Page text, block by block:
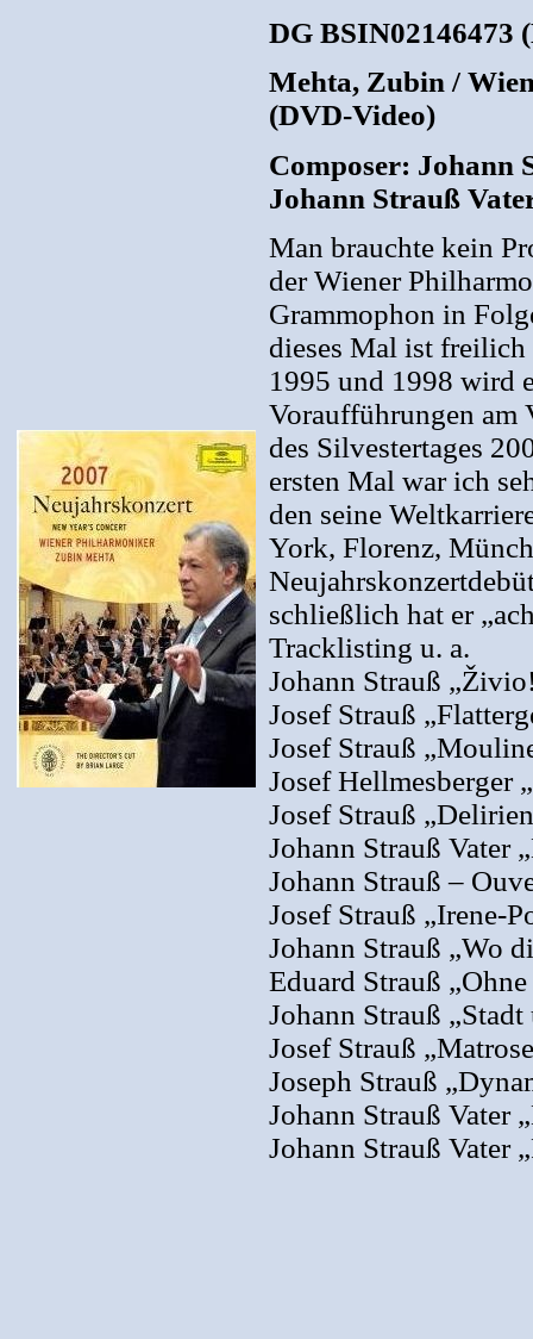
DG BSIN02146473
Mehta, Zubin /
(DVD-Video)
Composer: Johann
Johann Strauß
Man brauchte kein
der Wiener
Grammophon in
dieses Mal ist
1995 und 1998 wird
Voraufführungen am
des Silvestertages
ersten Mal war ich
den seine
York, Florenz,
schließlich hat er
Tracklisting u. a.
Johann Strauß
Josef Strauß
Josef Strauß
Josef Hellmesberger
Josef Strauß
Johann Strauß Vater
Johann Strauß –
Josef Strauß „Irene-
Johann Strauß „Wo
Eduard Strauß
Johann Strauß
Josef Strauß
Joseph Strauß
Johann Strauß Vater
Johann Strauß Vater